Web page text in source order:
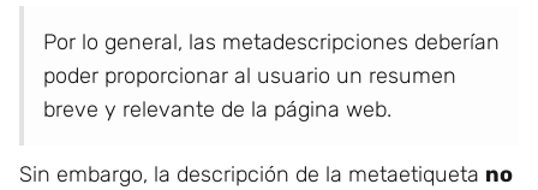
Por lo general, las metadescripciones deberían
poder proporcionar al usuario un resumen
breve y relevante de la página web.
Sin embargo, la descripción de la metaetiqueta no